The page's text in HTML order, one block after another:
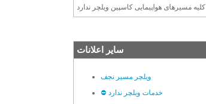
کلیه مسیرهای هواپیمایی کاسپین ویلچر ندارد
سایر اعلانات
ویلچر مسیر نجف
⛔️ خدمات ویلچر ندارد